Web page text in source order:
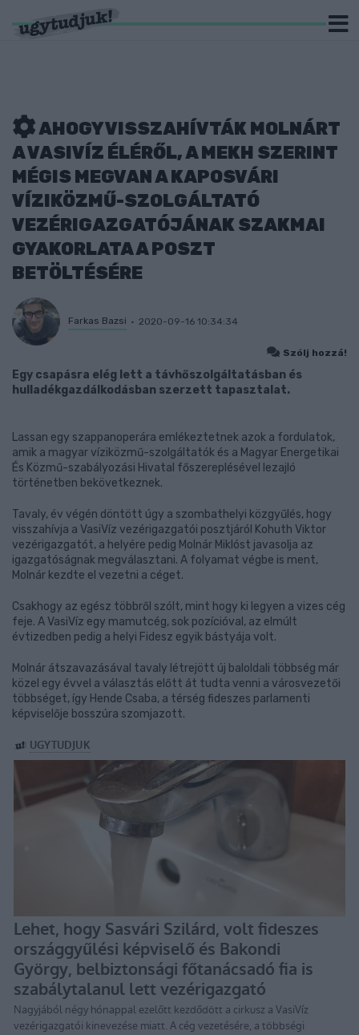
AHOGY VISSZAHÍVTÁK MOLNÁRT
A VASIVÍZ ÉLÉRŐL, A MEKH SZERINT
MÉGIS MEGVAN A KAPOSVÁRI
VÍZIKÖZMŰ-SZOLGÁLTATÓ
VEZÉRIGAZGATÓJÁNAK SZAKMAI
GYAKORLATA A POSZT
BETÖLTÉSÉRE
Farkas Bazsi 2020-09-16 10:34:34
Szólj hozzá!
Egy csapásra elég lett a távhőszolgáltatásban és
hulladékgazdálkodásban szerzett tapasztalat.
Lassan egy szappanoperára emlékeztetnek azok a fordulatok,
amik a magyar víziközmű-szolgáltatók és a Magyar Energetikai
És Közmű-szabályozási Hivatal főszereplésével lezajló
történetben bekövetkeznek.
Tavaly, év végén döntött úgy a szombathelyi közgyűlés, hogy
visszahívja a VasiVíz vezérigazgatói posztjáról Kohuth Viktor
vezérigazgatót, a helyére pedig Molnár Miklóst javasolja az
igazgatóságnak megválasztani. A folyamat végbe is ment,
Molnár kezdte el vezetni a céget.
Csakhogy az egész többről szólt, mint hogy ki legyen a vizes cég
feje. A VasiVíz egy mamutcég, sok pozícióval, az elmúlt
évtizedben pedig a helyi Fidesz egyik bástyája volt.
Molnár átszavazásával tavaly létrejött új baloldali többség már
közel egy évvel a választás előtt át tudta venni a városvezetői
többséget, így Hende Csaba, a térség fideszes parlamenti
képviselője bosszúra szomjazott.